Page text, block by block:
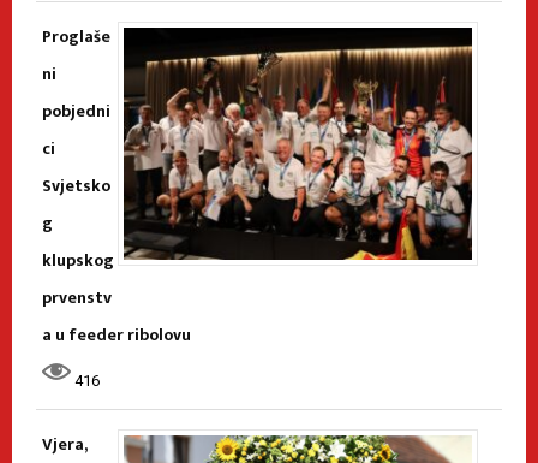
Proglaše
ni
pobjedni
ci
Svjetsko
g
klupskog
prvenstv
a u feeder ribolovu
416
Vjera,